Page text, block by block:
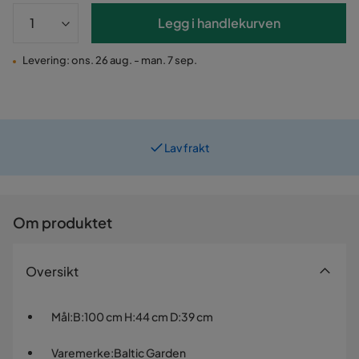
Legg i handlekurven
Levering: ons. 26 aug. - man. 7 sep.
Om produktet
Oversikt
Mål:B:100 cm H:44 cm D:39 cm
Varemerke:Baltic Garden